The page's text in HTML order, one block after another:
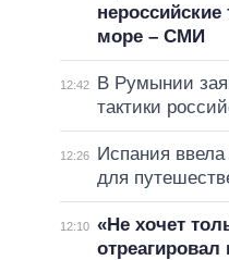
море – СМИ
12:42
В Румынии
тактики
12:26
Испания ввела
для
12:10 «Не хочет